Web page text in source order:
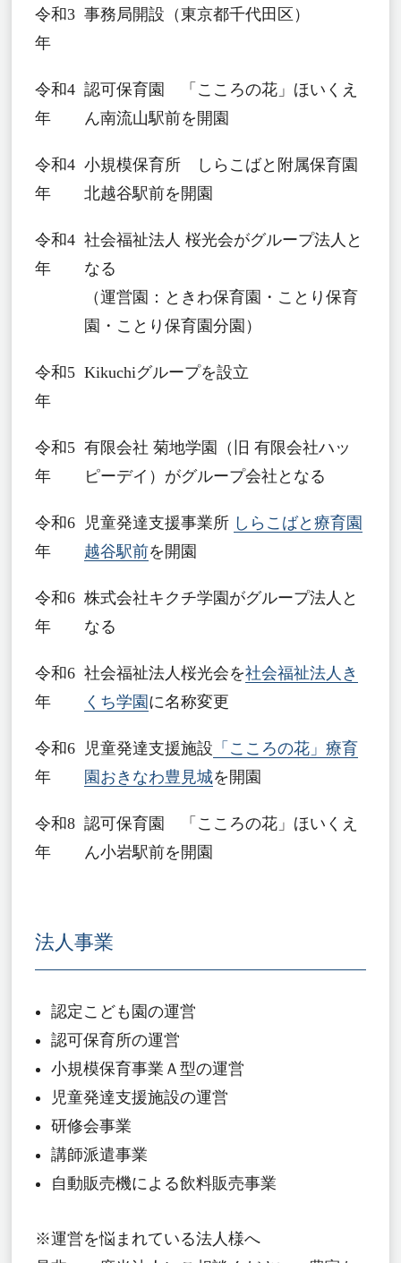
令和3
年
事務局開設（東京都千代田区）
令和4
年
認可保育園 「こころの花」ほいくえ
ん南流山駅前を開園
令和4
年
小規模保育所 しらこばと附属保育園
北越谷駅前を開園
令和4
年
社会福祉法人 桜光会がグループ法人と
なる
（運営園：ときわ保育園・ことり保育
園・ことり保育園分園）
令和5
年
Kikuchiグループを設立
令和5
年
有限会社 菊地学園（旧 有限会社ハッ
ピーデイ）がグループ会社となる
令和6
年
児童発達支援事業所 しらこばと療育園
越谷駅前を開園
令和6
年
株式会社キクチ学園がグループ法人と
なる
令和6
年
社会福祉法人桜光会を社会福祉法人き
くち学園 に名称変更
令和6
年
児童発達支援施設 「こころの花」療育
園おきなわ豊見城を開園
令和8
年
認可保育園 「こころの花」ほいくえ
ん小岩駅前を開園
法人事業
認定こども園の運営
認可保育所の運営
小規模保育事業Ａ型の運営
児童発達支援施設の運営
研修会事業
講師派遣事業
自動販売機による飲料販売事業
※運営を悩まれている法人様へ